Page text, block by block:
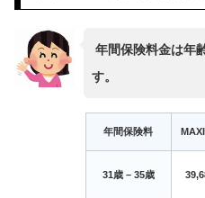
年間保険料金は年
す。
年間保険料
31歳 – 35歳